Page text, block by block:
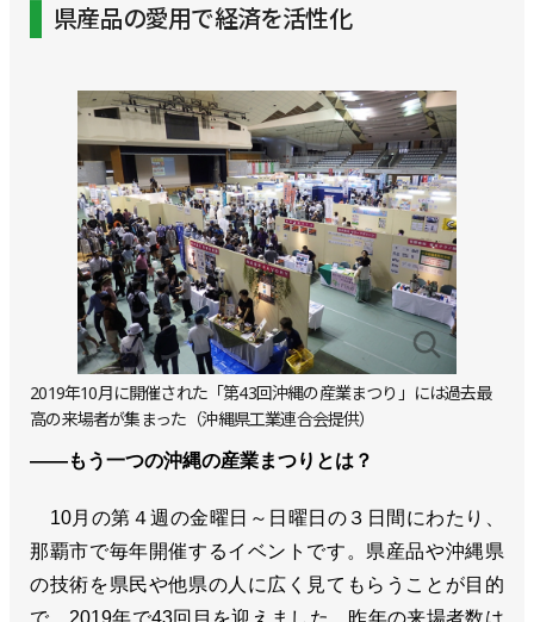
県産品の愛用で経済を活性化
2019年10月に開催された「第43回沖縄の産業まつり」には過去最
高の来場者が集まった（沖縄県工業連合会提供）
――もう一つの沖縄の産業まつりとは？
10月の第４週の金曜日～日曜日の３日間にわたり、
那覇市で毎年開催するイベントです。県産品や沖縄県
の技術を県民や他県の人に広く見てもらうことが目的
で、2019年で43回目を迎えました。昨年の来場者数は